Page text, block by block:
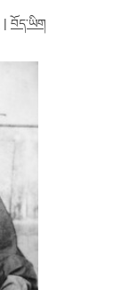
| བོད་ཡིག